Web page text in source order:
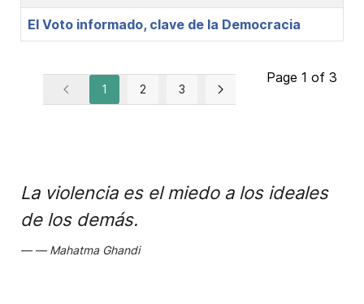
El Voto informado, clave de la Democracia
Page 1 of 3
1 2 3
La violencia es el miedo a los ideales
de los demás.
Mahatma Ghandi